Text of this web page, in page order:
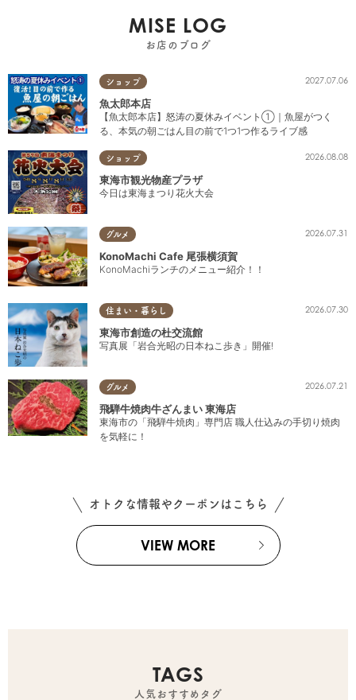
MISE LOG
お店のブログ
ショップ 2027.07.06
魚太郎本店
【魚太郎本店】怒涛の夏休みイベント①｜魚屋がつく
る、本気の朝ごはん目の前で1つ1つ作るライブ感
ショップ 2026.08.08
東海市観光物産プラザ
今日は東海まつり花火大会
グルメ 2026.07.31
KonoMachi Cafe 尾張横須賀
KonoMachiランチのメニュー紹介！！
住まい・暮らし 2026.07.30
東海市創造の杜交流館
写真展「岩合光昭の日本ねこ歩き」開催!
グルメ 2026.07.21
飛騨牛焼肉牛ざんまい 東海店
東海市の「飛騨牛焼肉」専門店 職人仕込みの手切り焼肉
を気軽に！
オトクな情報やクーポンはこちら
VIEW MORE
TAGS
人気おすすめタグ